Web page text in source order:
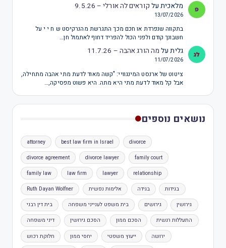
מלאכיתעל קוראים לה אורלי – 9.5.26
13/07/2026
בתקווה שנפרדת או חכם מכך התגרשת מהנרקיסט ש ח י י על
חשבונך קודם ולפני הכול להפריד דחוף לאתמול חן…
גליתעל מה הורג אהבה – 11.7.26
11/07/2026
ציטוט של ארנסט המינגוויי: "קשה מאוד לדעת מתי אהבה מתחילה,
אבל קל מאוד לדעת מתי היא מתה. היא פשוט מפסיקה,…
נושאים נוספים
attorney best law firm in Israel divorce
divorce agreement divorce lawyer family court
family law law firm lawyer relationship
Ruth Dayan Wolfner אלימות נפשית בגידה בגידות
בית דין רבני בית משפט לענייני משפחה גירושים גירושין
דיני משפחה הסכם גירושין הסכם ממון התעללות רגשית
חלוקת רכוש יחסי ממון ייעוץ משפטי ירושה